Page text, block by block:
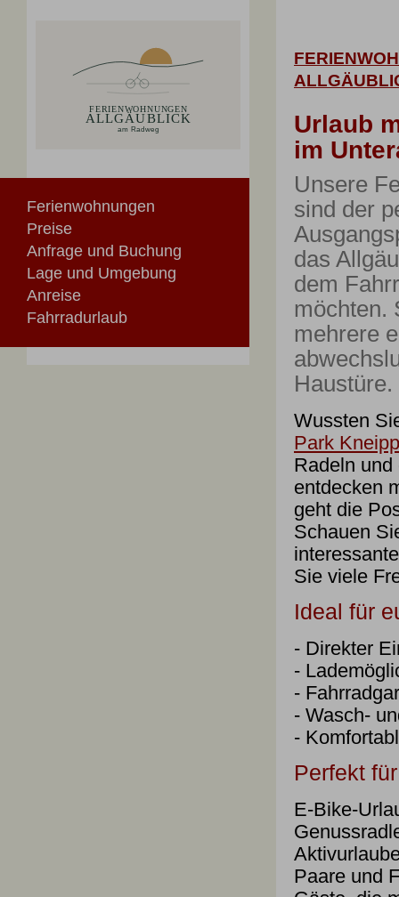
Urlaub
im
Unsere
sind der
das
dem
möchten.
mehrere
Haustüre.
Wussten
Park
Radeln
entdecken
geht die
Schauen
Sie viele
Ideal für
- Direkter
-
-
- Wasch-
-
Perfekt für
E-Bike-
Paare und
Ferienwohnungen
Preise
Anfrage und Buchung
Lage und Umgebung
Anreise
Fahrradurlaub